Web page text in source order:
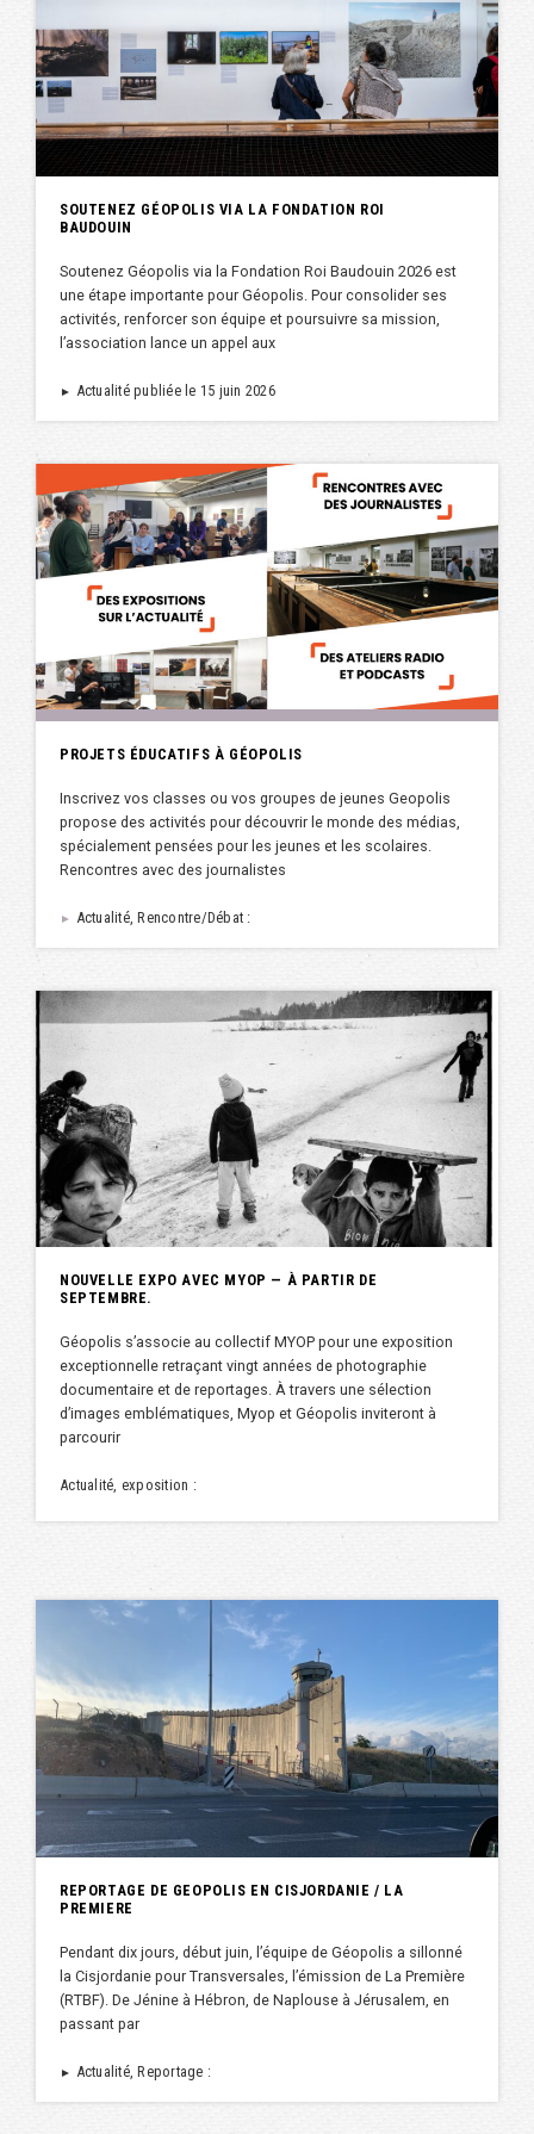
SOUTENEZ GÉOPOLIS VIA LA FONDATION ROI
BAUDOUIN
Soutenez Géopolis via la Fondation Roi Baudouin 2026 est
une étape importante pour Géopolis. Pour consolider ses
activités, renforcer son équipe et poursuivre sa mission,
l’association lance un appel aux
► Actualité publiée le 15 juin 2026
PROJETS ÉDUCATIFS À GÉOPOLIS
Inscrivez vos classes ou vos groupes de jeunes Geopolis
propose des activités pour découvrir le monde des médias,
spécialement pensées pour les jeunes et les scolaires.
Rencontres avec des journalistes
► Actualité, Rencontre/Débat :
NOUVELLE EXPO AVEC MYOP — À PARTIR DE
SEPTEMBRE.
Géopolis s’associe au collectif MYOP pour une exposition
exceptionnelle retraçant vingt années de photographie
documentaire et de reportages. À travers une sélection
d’images emblématiques, Myop et Géopolis inviteront à
parcourir
Actualité, exposition :
REPORTAGE DE GEOPOLIS EN CISJORDANIE / LA
PREMIERE
Pendant dix jours, début juin, l’équipe de Géopolis a sillonné
la Cisjordanie pour Transversales, l’émission de La Première
(RTBF). De Jénine à Hébron, de Naplouse à Jérusalem, en
passant par
► Actualité, Reportage :